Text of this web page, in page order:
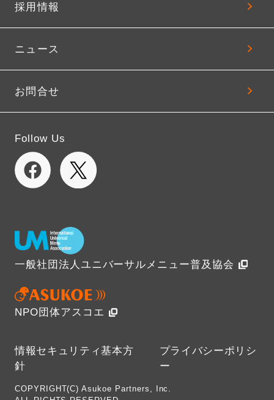
採用情報
ニュース
お問合せ
Follow Us
一般社団法人ユニバーサルメニュー普及協会
NPO団体アスコエ
COPYRIGHT(C) Asukoe Partners, Inc.
情報セキュリティ基本方
針
プライバシーポリシ
ー